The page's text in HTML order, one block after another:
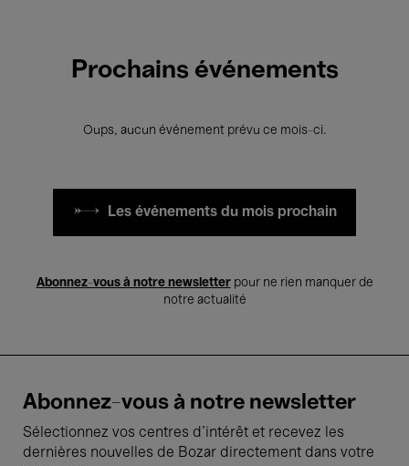
Prochains événements
Oups, aucun événement prévu ce mois-ci.
Les événements du mois prochain
Abonnez-vous à notre newsletterpour ne rien manquer de
notre actualité
Abonnez-vous à notre newsletter
Sélectionnez vos centres d'intérêt et recevez les
dernières nouvelles de Bozar directement dans votre